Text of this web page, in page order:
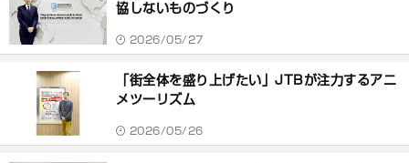
協しないものづくり
2026/05/27
「街全体を盛り上げたい」JTBが注力するアニ
メツーリズム
2026/05/26